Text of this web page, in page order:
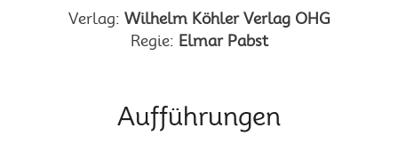
Verlag: Wilhelm Köhler Verlag OHG
Regie: Elmar Pabst
Aufführungen